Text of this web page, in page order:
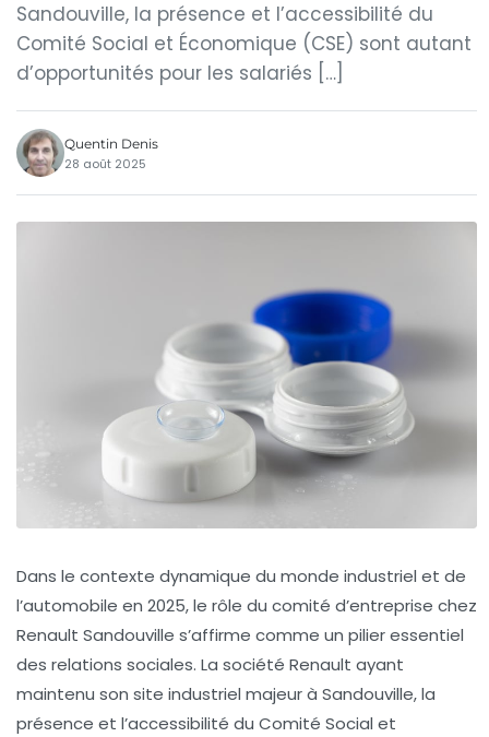
Sandouville, la présence et l’accessibilité du
Comité Social et Économique (CSE) sont autant
d’opportunités pour les salariés […]
Quentin Denis
28 août 2025
Dans le contexte dynamique du monde industriel et de
l’automobile en 2025, le rôle du comité d’entreprise chez
Renault Sandouville s’affirme comme un pilier essentiel
des relations sociales. La société Renault ayant
maintenu son site industriel majeur à Sandouville, la
présence et l’accessibilité du Comité Social et